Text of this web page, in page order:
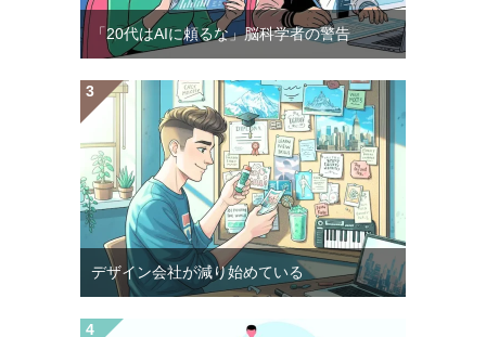
「20代はAIに頼るな」脳科学者の警告
デザイン会社が減り始めている